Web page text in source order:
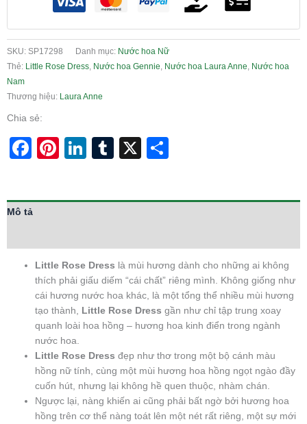
SKU: SP17298 Danh mục: Nước hoa Nữ
Thẻ: Little Rose Dress, Nước hoa Gennie, Nước hoa Laura Anne, Nước hoa
Nam
Thương hiệu: Laura Anne
Chia sẻ:
Facebook
Pinterest
LinkedIn
Tumblr
X
Mô tả
Little Rose Dress là mùi hương dành cho những ai không
thích phải giấu diếm “cái chất” riêng mình. Không giống như
cái hương nước hoa khác, là một tổng thể nhiều mùi hương
tạo thành,
Little Rose Dress gần như chỉ tập trung xoay
quanh loài hoa hồng – hương hoa kinh điển trong ngành
nước hoa.
Little Rose Dress đẹp như thơ trong một bộ cánh màu
hồng nữ tính, cùng một mùi hương hoa hồng ngọt ngào đầy
cuốn hút, nhưng lại không hề quen thuộc, nhàm chán.
Ngược lại, nàng khiến ai cũng phải bất ngờ bởi hương hoa
hồng trên cơ thể nàng toát lên một nét rất riêng, một sự mới